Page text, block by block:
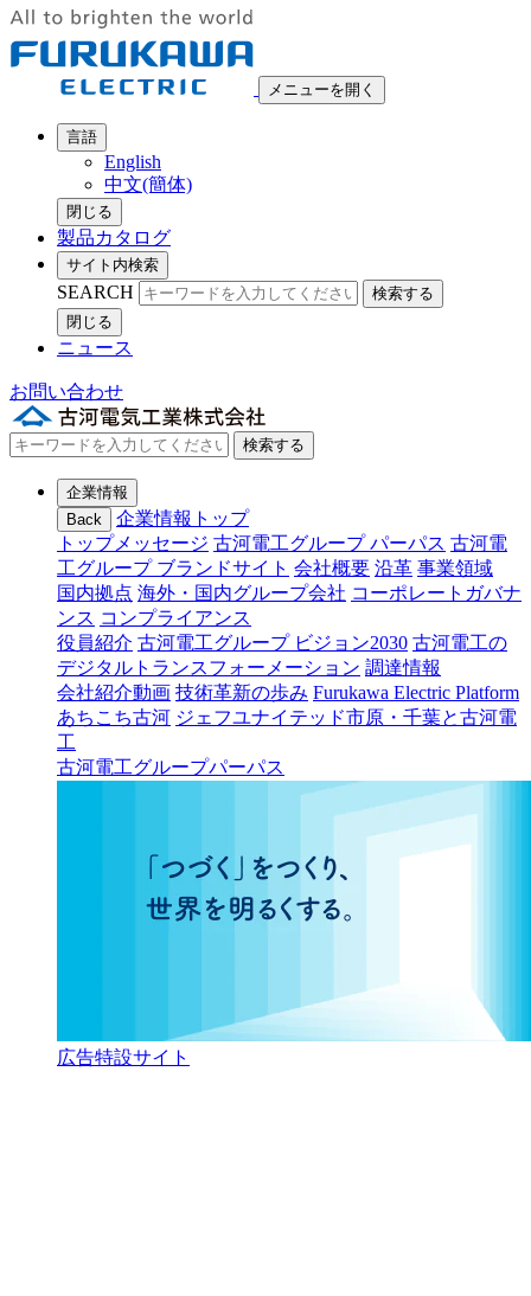
メニューを開く
言語
English
中文(簡体)
閉じる
製品カタログ
サイト内検索
SEARCH
検索する
閉じる
ニュース
お問い合わせ
検索する
企業情報
Back
企業情報トップ
トップメッセージ 古河電工グループ パーパス 古河電
工グループ ブランドサイト 会社概要 沿革 事業領域
国内拠点 海外・国内グループ会社 コーポレートガバナ
ンス コンプライアンス
役員紹介 古河電工グループ ビジョン2030 古河電工の
デジタルトランスフォーメーション 調達情報
会社紹介動画 技術革新の歩み Furukawa Electric Platform
あちこち古河 ジェフユナイテッド市原・千葉と古河電
工
古河電工グループパーパス
広告特設サイト